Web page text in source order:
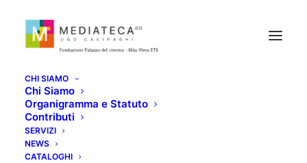
CHI SIAMO
Chi Siamo
Organigramma e Statuto
Contributi
SERVIZI
NEWS
CATALOGHI